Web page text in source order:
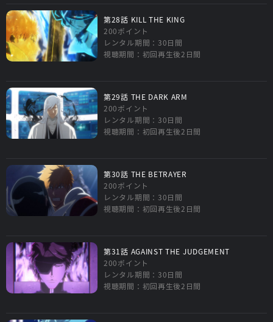
第28話 KILL THE KING
200ポイント
レンタル期間：30日間
視聴期間：初回再生後2日間
第29話 THE DARK ARM
200ポイント
レンタル期間：30日間
視聴期間：初回再生後2日間
第30話 THE BETRAYER
200ポイント
レンタル期間：30日間
視聴期間：初回再生後2日間
第31話 AGAINST THE JUDGEMENT
200ポイント
レンタル期間：30日間
視聴期間：初回再生後2日間